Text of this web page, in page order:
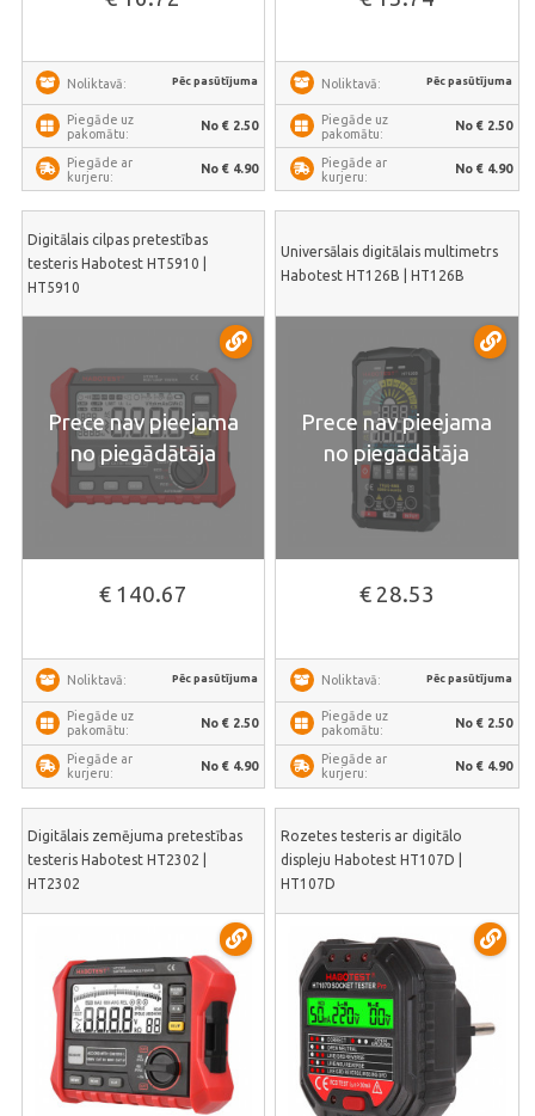
Noliktavā: Pēc pasūtījuma
Piegāde uz
pakomātu:
No € 2.50
Piegāde ar
kurjeru:
No € 4.90
Noliktavā: Pēc pasūtījuma
Piegāde uz
pakomātu:
No € 2.50
Piegāde ar
kurjeru:
No € 4.90
Digitālais cilpas pretestības
testeris Habotest HT5910 |
HT5910
Prece nav pieejama
no piegādātāja
€ 140.67
Noliktavā: Pēc pasūtījuma
Piegāde uz
pakomātu:
No € 2.50
Piegāde ar
kurjeru:
No € 4.90
Universālais digitālais multimetrs
Habotest HT126B | HT126B
Prece nav pieejama
no piegādātāja
€ 28.53
Noliktavā: Pēc pasūtījuma
Piegāde uz
pakomātu:
No € 2.50
Piegāde ar
kurjeru:
No € 4.90
Digitālais zemējuma pretestības
testeris Habotest HT2302 |
HT2302
Rozetes testeris ar digitālo
displeju Habotest HT107D |
HT107D